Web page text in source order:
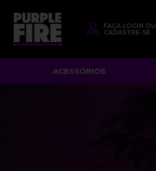
FAÇA LOGIN OU
CADASTRE-SE
ACESSÓRIOS